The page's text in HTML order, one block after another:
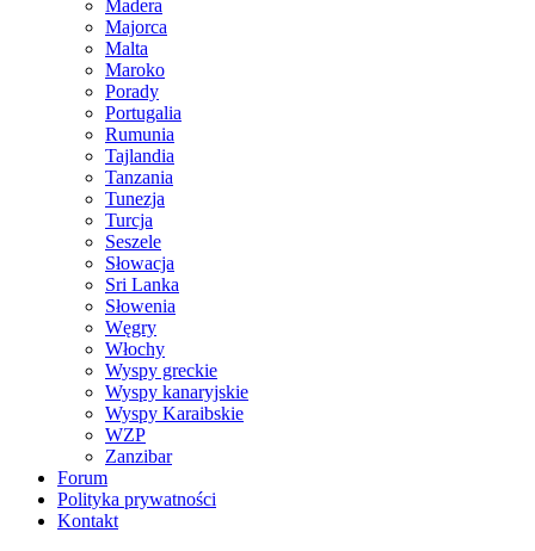
Madera
Majorca
Malta
Maroko
Porady
Portugalia
Rumunia
Tajlandia
Tanzania
Tunezja
Turcja
Seszele
Słowacja
Sri Lanka
Słowenia
Węgry
Włochy
Wyspy greckie
Wyspy kanaryjskie
Wyspy Karaibskie
WZP
Zanzibar
Forum
Polityka prywatności
Kontakt